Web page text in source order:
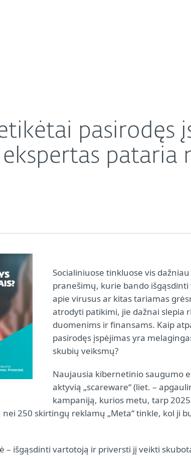
pasirodęs
pataria
Socialiniuose tinkluose vis
pranešimų, kurie bando
apie virusus ar kitas tariamas
atrodyti patikimi, jie dažnai slepia
duomenims ir finansams. Kaip
pasirodęs įspėjimas yra
skubių veiksmų?
Naujausia kibernetinio saugumo
aktyvią „scareware“ (liet. –
kampaniją, kurios metu, tarp
250 skirtingų reklamų „Meta“ tinkle, kol ji
– išgąsdinti vartotoją ir priversti jį veikti